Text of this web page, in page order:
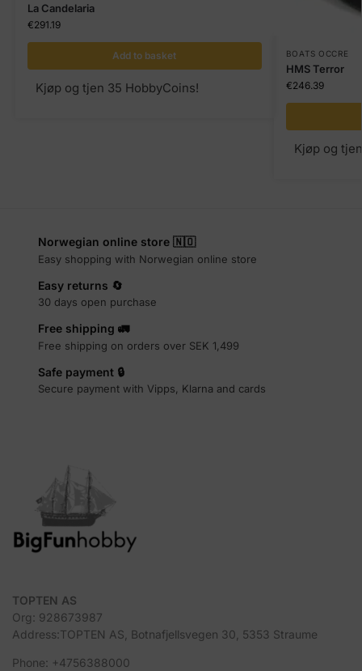
La Candelaria
€291.19
Add to basket
Kjøp og tjen 35 HobbyCoins!
BOATS OCCRE
HMS Terror
€246.39
Kjøp og
Norwegian online store 🇳🇴
Easy shopping with Norwegian online store
Easy returns 🔄
30 days open purchase
Free shipping 🚛
Free shipping on orders over SEK 1,499
Safe payment 🔒
Secure payment with Vipps, Klarna and cards
TOPTEN AS
Org: 928673987
Address:TOPTEN AS, Botnafjellsvegen 30, 5353 Straume
Phone: +4756388000